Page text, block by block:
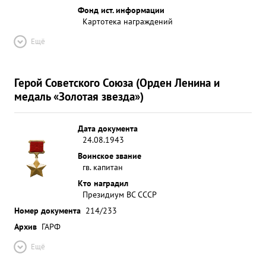
Фонд ист. информации
Картотека награждений
Ещё
Герой Советского Союза (Орден Ленина и
медаль «Золотая звезда»)
Дата документа
24.08.1943
Воинское звание
гв. капитан
Кто наградил
Президиум ВС СССР
Номер документа 214/233
Архив ГАРФ
Ещё